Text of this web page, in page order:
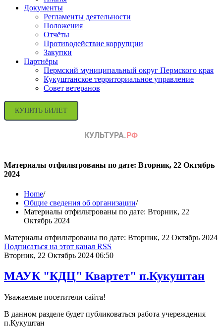
Документы
Регламенты деятельности
Положения
Отчёты
Противодействие коррупции
Закупки
Партнёры
Пермский муниципальный округ Пермского края
Кукуштанское территориальное управление
Совет ветеранов
КУПИТЬ БИЛЕТ
Материалы отфильтрованы по дате: Вторник, 22 Октябрь
2024
Home/
Общие сведения об организации/
Материалы отфильтрованы по дате: Вторник, 22
Октябрь 2024
Материалы отфильтрованы по дате: Вторник, 22 Октябрь 2024
Подписаться на этот канал RSS
Вторник, 22 Октябрь 2024 06:50
МАУК "КДЦ" Квартет" п.Кукуштан
Уважаемые посетители сайта!
В данном разделе будет публиковаться работа учереждения
п.Кукуштан